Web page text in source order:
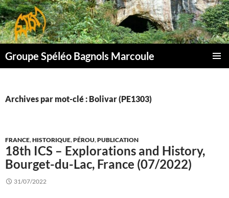
Aller
au
contenu
Groupe Spéléo Bagnols Marcoule
Archives par mot-clé : Bolivar (PE1303)
FRANCE,HISTORIQUE,PÉROU,PUBLICATION
18th ICS – Explorations and History,
Bourget-du-Lac, France (07/2022)
31/07/2022